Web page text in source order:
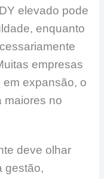
elevado pode
enquanto
empresas
em expansão, o
maiores no
deve olhar
gestão,